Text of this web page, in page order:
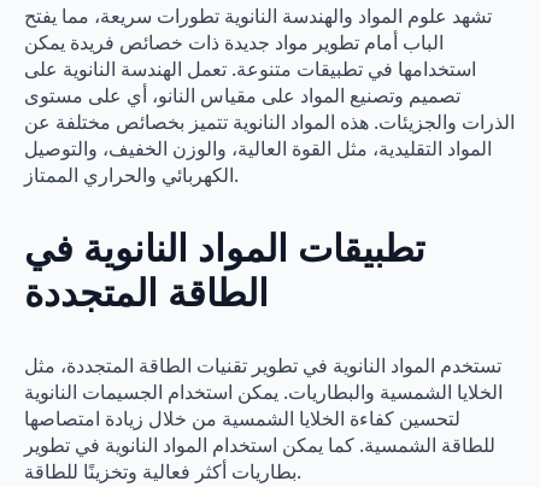
تشهد علوم المواد والهندسة النانوية تطورات سريعة، مما يفتح
الباب أمام تطوير مواد جديدة ذات خصائص فريدة يمكن
استخدامها في تطبيقات متنوعة. تعمل الهندسة النانوية على
تصميم وتصنيع المواد على مقياس النانو، أي على مستوى
الذرات والجزيئات. هذه المواد النانوية تتميز بخصائص مختلفة عن
المواد التقليدية، مثل القوة العالية، والوزن الخفيف، والتوصيل
الكهربائي والحراري الممتاز.
تطبيقات المواد النانوية في
الطاقة المتجددة
تستخدم المواد النانوية في تطوير تقنيات الطاقة المتجددة، مثل
الخلايا الشمسية والبطاريات. يمكن استخدام الجسيمات النانوية
لتحسين كفاءة الخلايا الشمسية من خلال زيادة امتصاصها
للطاقة الشمسية. كما يمكن استخدام المواد النانوية في تطوير
بطاريات أكثر فعالية وتخزينًا للطاقة.